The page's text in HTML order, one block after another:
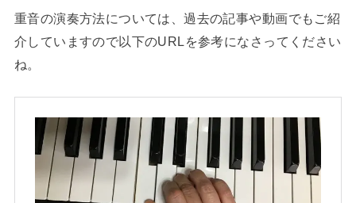
重音の演奏方法については、過去の記事や動画でもご紹
介していますので以下のURLを参考になさってください
ね。